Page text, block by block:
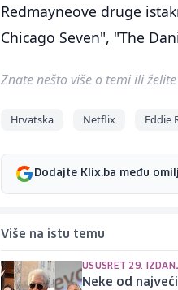
Redmayneove druge
Chicago Seven", "The
Znate nešto više o temi ili
Hrvatska Netflix Eddie
Dodajte Klix.ba među
Više na istu temu
USUSRET 29.
Neke od